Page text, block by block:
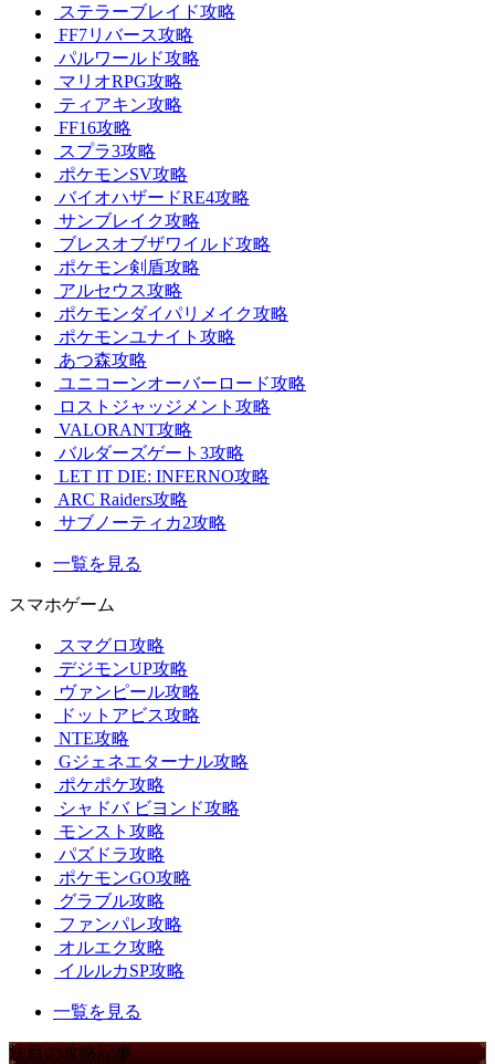
ステラーブレイド攻略
FF7リバース攻略
パルワールド攻略
マリオRPG攻略
ティアキン攻略
FF16攻略
スプラ3攻略
ポケモンSV攻略
バイオハザードRE4攻略
サンブレイク攻略
ブレスオブザワイルド攻略
ポケモン剣盾攻略
アルセウス攻略
ポケモンダイパリメイク攻略
ポケモンユナイト攻略
あつ森攻略
ユニコーンオーバーロード攻略
ロストジャッジメント攻略
VALORANT攻略
バルダーズゲート3攻略
LET IT DIE: INFERNO攻略
ARC Raiders攻略
サブノーティカ2攻略
一覧を見る
スマホゲーム
スマグロ攻略
デジモンUP攻略
ヴァンピール攻略
ドットアビス攻略
NTE攻略
Gジェネエターナル攻略
ポケポケ攻略
シャドバ ビヨンド攻略
モンスト攻略
パズドラ攻略
ポケモンGO攻略
グラブル攻略
ファンパレ攻略
オルエク攻略
イルルカSP攻略
一覧を見る
注目の攻略記事